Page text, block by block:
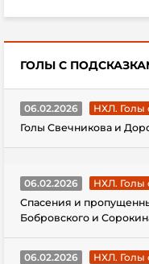
ГОЛЫ С
06.02.2026
НХЛ. Голы
Голы Свечникова и
06.02.2026
НХЛ. Голы
Спасения и
Бобровского и
06.02.2026
НХЛ. Голы